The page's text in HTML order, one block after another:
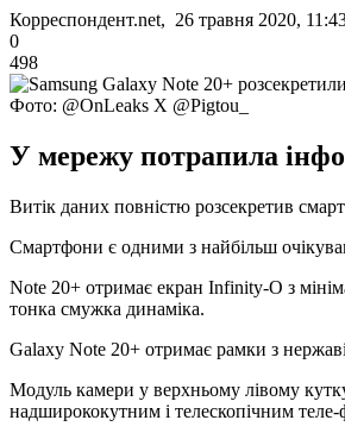
Корреспондент.net, 26 травня 2020,
0
498
Фото: @OnLeaks X @Pigtou_
У мережу потрапила
Витік даних повністю розсекретив
Смартфони є одними з найбільш
Note 20+ отримає екран Infinity-O з
тонка смужка динаміка.
Galaxy Note 20+ отримає рамки з
Модуль камери у верхньому лівому
надширококутним і телескопічним